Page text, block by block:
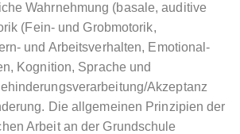
Wahrnehmung (basale, auditive
(Fein- und Grobmotorik,
und Arbeitsverhalten, Emotional-
Kognition, Sprache und
Akzeptanz
Die allgemeinen Prinzipien der
Arbeit an der Grundschule